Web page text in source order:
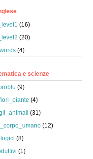
(16)
(20)
(4)
e scienze
(9)
(4)
(31)
(12)
(8)
(1)